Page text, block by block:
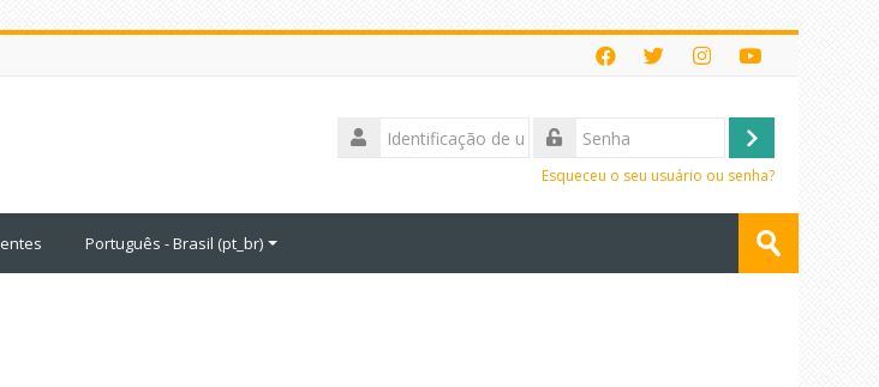
Identificação
de
Acessar
Esqueceu o seu usuário ou senha?
Português - Brasil ‎(pt_br)‎ Enviar